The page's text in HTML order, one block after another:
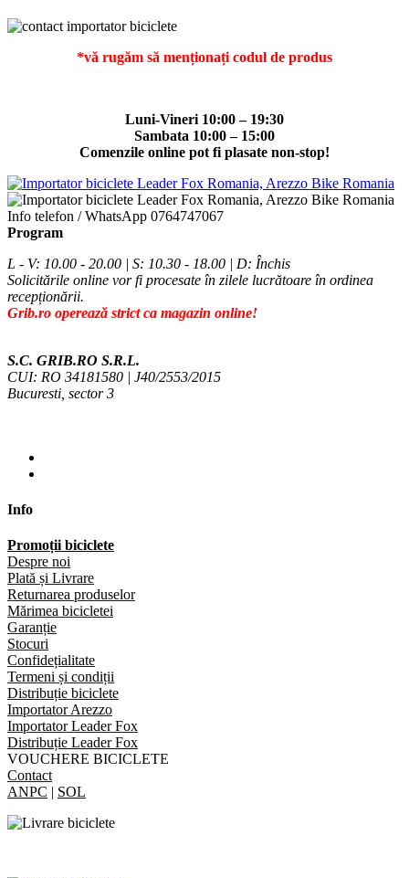
*vă rugăm să menționați codul de produs
Luni-Vineri 10:00 – 19:30
Sambata 10:00 – 15:00
Comenzile online pot fi plasate non-stop!
Info telefon / WhatsApp 0764747067
Program
L - V: 10.00 - 20.00 | S: 10.30 - 18.00 | D: Închis
Solicitările online vor fi procesate în zilele lucrătoare în ordinea
recepționării.
Grib.ro operează strict ca magazin online!
S.C. GRIB.RO S.R.L.
CUI: RO 34181580 | J40/2553/2015
Bucuresti, sector 3
Info
Promoții biciclete
Despre noi
Plată și Livrare
Returnarea produselor
Mărimea bicicletei
Garanție
Stocuri
Confidețialitate
Termeni și condiții
Distribuție biciclete
Importator Arezzo
Importator Leader Fox
Distribuție Leader Fox
VOUCHERE BICICLETE
Contact
ANPC | SOL